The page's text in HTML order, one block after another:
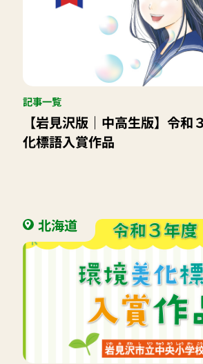
記事一覧
【岩見沢版｜中高生版】令和
化標語入賞作品
北海道